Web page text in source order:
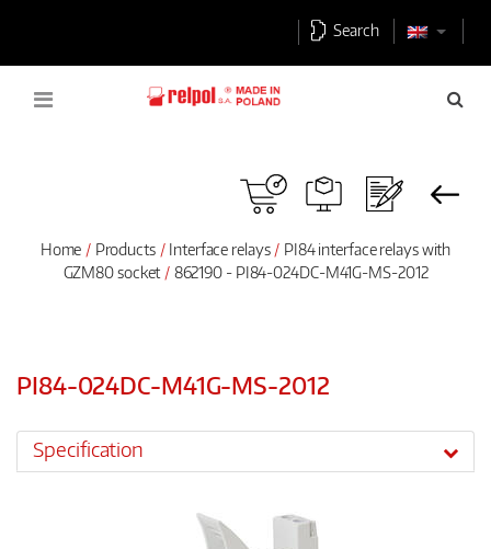
Search
Home Products Interface relays
PI84 interface relays with
GZM80 socket
862190 - PI84-024DC-M41G-MS-2012
PI84-024DC-M41G-MS-2012
Specification